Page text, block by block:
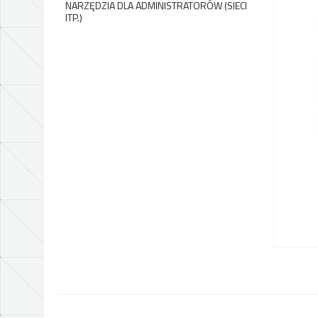
NARZĘDZIA DLA ADMINISTRATORÓW (SIECI
ITP.)